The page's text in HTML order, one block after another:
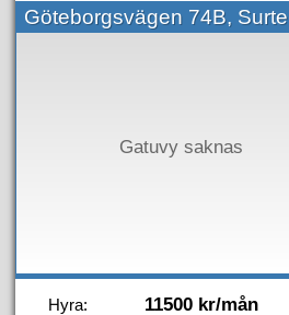
Göteborgsvägen 74B, Surte
Gatuvy saknas
Hyra: 11500 kr/mån